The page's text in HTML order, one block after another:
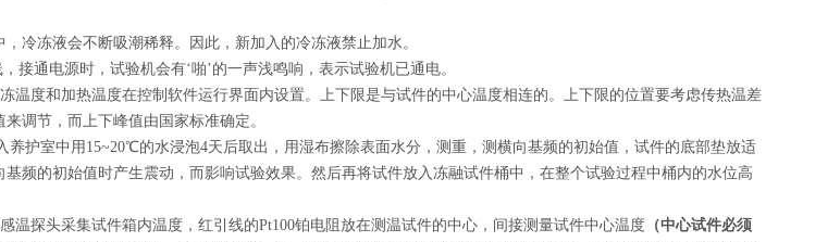
冷冻液会不断吸潮稀释。因此，新加入的冷冻液禁止加水。
接通电源时，试验机会有‘啪’的一声浅鸣响，表示试验机已通电。
温度和加热温度在控制软件运行界面内设置。上下限是与试件的中心温度相连的。上下限的位置要考虑传热温差
调节，而上下峰值由国家标准确定。
养护室中用15~20℃的水浸泡4天后取出，用湿布擦除表面水分，测重，测横向基频的初始值，试件的底部垫放适
频的初始值时产生震动，而影响试验效果。然后再将试件放入冻融试件桶中，在整个试验过程中桶内的水位高
温探头采集试件箱内温度，红引线的Pt100铂电阻放在测温试件的中心，间接测量试件中心温度 （中心试件必须